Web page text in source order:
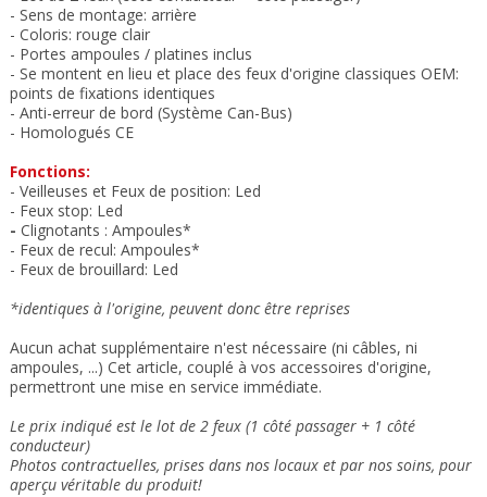
- Sens de montage: arrière
- Coloris: rouge clair
- Portes ampoules / platines inclus
- Se montent en lieu et place des feux d'origine classiques OEM:
points de fixations identiques
- Anti-erreur de bord (Système Can-Bus)
- Homologués CE
Fonctions:
- Veilleuses et Feux de position: Led
- Feux stop: Led
- Clignotants : Ampoules*
- Feux de recul: Ampoules*
- Feux de brouillard: Led
*identiques à l'origine, peuvent donc être reprises
Aucun achat supplémentaire n'est nécessaire (ni câbles, ni
ampoules, ...) Cet article, couplé à vos accessoires d'origine,
permettront une mise en service immédiate.
Le prix indiqué est le lot de 2 feux (1 côté passager + 1 côté
conducteur)
Photos contractuelles, prises dans nos locaux et par nos soins, pour
aperçu véritable du produit!